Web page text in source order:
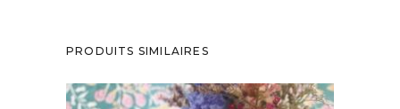
PRODUITS SIMILAIRES